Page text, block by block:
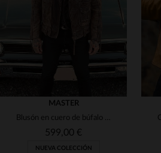
MASTER
Blusón en cuero de búfalo con patina manual y estilo perfecto vintage.
599,00 €
NUEVA COLECCIÓN